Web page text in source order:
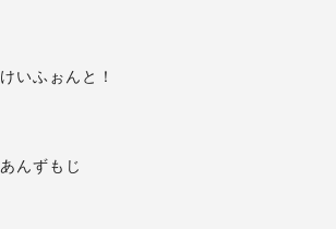
けいふぉんと！
あんずもじ